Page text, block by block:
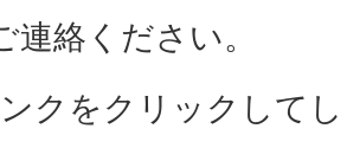
連絡ください。
クをクリックして